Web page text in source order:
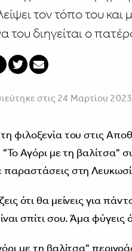
τον τόπο του και
του διηγείται ο
στις 24 Μαρτίου 2023
φιλοξενία του στις
"Το Αγόρι με τη βαλίτσα"
παραστάσεις στη
ότι θα μείνεις για
σπίτι σου. Άμα
με τη βαλίτσα"